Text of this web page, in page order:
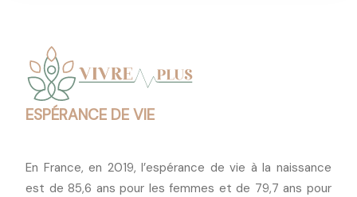
ESPÉRANCE DE VIE
En France, en 2019, l’espérance de vie à la naissance
est de 85,6 ans pour les femmes et de 79,7 ans pour